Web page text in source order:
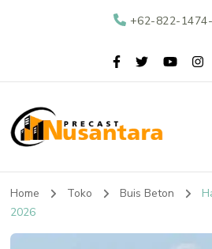
+62-822-
Nusantara
Home Toko Buis Beton
2026